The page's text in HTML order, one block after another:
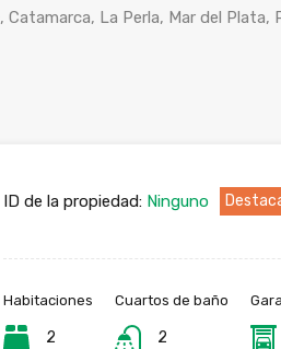
Catamarca, La Perla, Mar del Plata,
ID de la propiedad: Ninguno
Habitaciones
2
Cuartos de baño
2